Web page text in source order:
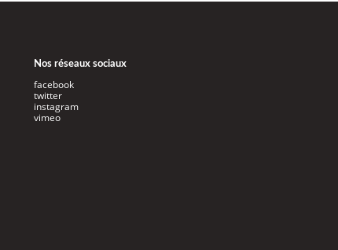
Nos réseaux sociaux
facebook
twitter
instagram
vimeo